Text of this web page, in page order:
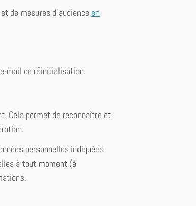
de mesures d’audience en
mail de réinitialisation.
Cela permet de reconnaître et
personnelles indiquées
à tout moment (à